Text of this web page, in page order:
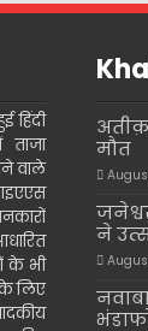
हिंदी
ताजा
वाले
के भी
के लिए
मौत
ने